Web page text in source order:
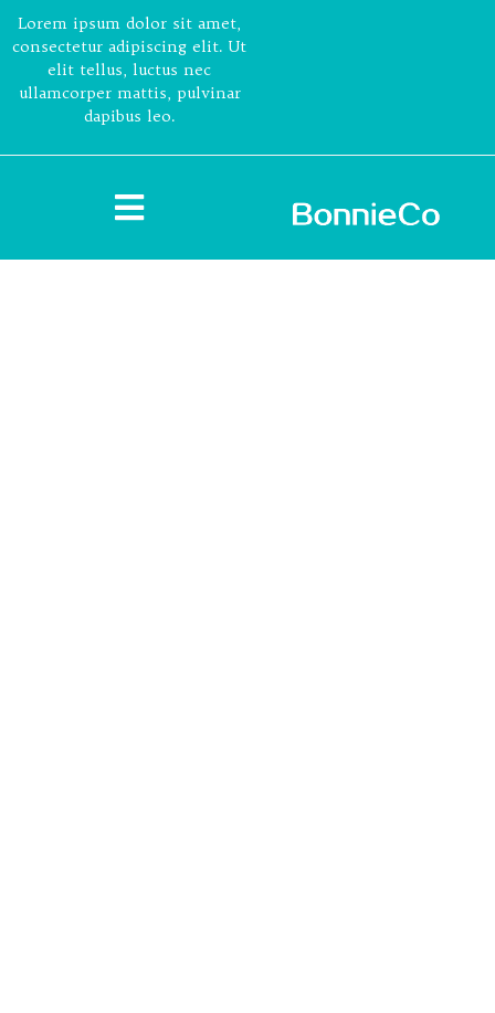
Lorem ipsum dolor sit amet,
consectetur adipiscing elit. Ut
elit tellus, luctus nec
ullamcorper mattis, pulvinar
dapibus leo.